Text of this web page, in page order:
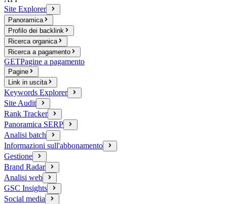
Site Explorer
Panoramica
Profilo dei backlink
Ricerca organica
Ricerca a pagamento
GETPagine a pagamento
Pagine
Link in uscita
Keywords Explorer
Site Audit
Rank Tracker
Panoramica SERP
Analisi batch
Informazioni sull'abbonamento
Gestione
Brand Radar
Analisi web
GSC Insights
Social media